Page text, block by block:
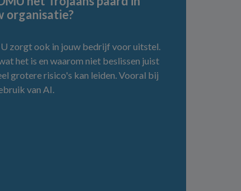
organisatie?
zorgt ook in jouw bedrijf voor uitstel.
het is en waarom niet beslissen juist
grotere risico's kan leiden. Vooral bij
van AI.